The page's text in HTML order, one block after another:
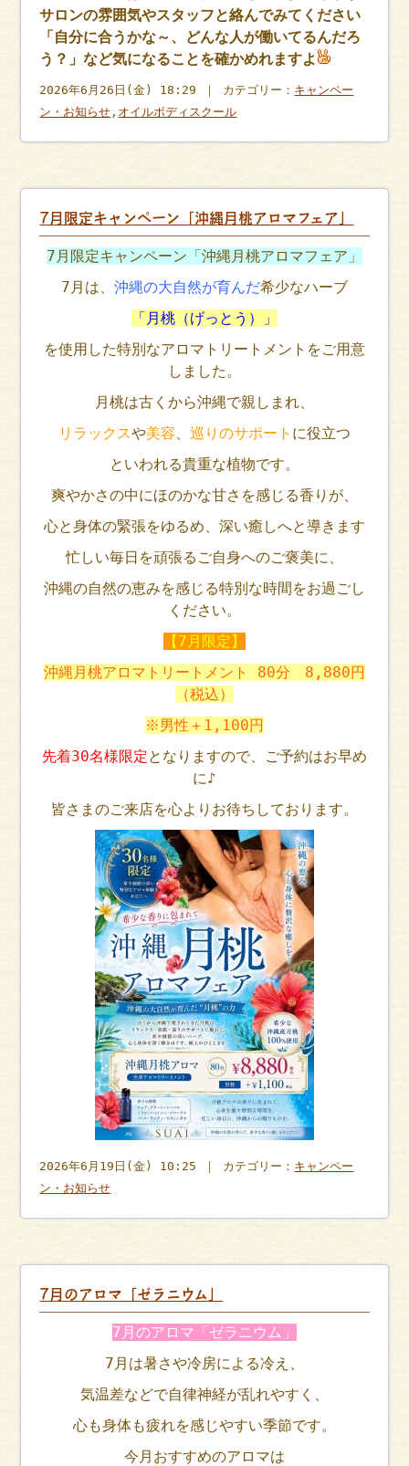
サロンの雰囲気やスタッフと絡んでみてください
「自分に合うかな～、どんな人が働いてるんだろ
う？」など気になることを確かめれますよ
2026年6月26日(金) 18:29 ｜ カテゴリー： キャンペー
ン・お知らせ , オイルボディスクール
7月限定キャンペーン「沖縄月桃アロマフェア」
7月限定キャンペーン「沖縄月桃アロマフェア」
7月は、 沖縄の大自然が育んだ希少なハーブ
「月桃（げっとう）」
を使用した特別なアロマトリートメントをご用意
しました。
月桃は古くから沖縄で親しまれ、
リラックスや美容、 巡りのサポート に役立つ
といわれる貴重な植物です。
爽やかさの中にほのかな甘さを感じる香りが、
心と身体の緊張をゆるめ、深い癒しへと導きます
忙しい毎日を頑張るご自身へのご褒美に、
沖縄の自然の恵みを感じる特別な時間をお過ごし
ください。
【7月限定】
沖縄月桃アロマトリートメント 80分 8,880円
（税込）
※男性＋1,100円
先着30名様限定となりますので、ご予約はお早め
に♪
皆さまのご来店を心よりお待ちしております。
2026年6月19日(金) 10:25 ｜ カテゴリー： キャンペー
ン・お知らせ
7月のアロマ「ゼラニウム」
7月のアロマ「ゼラニウム」
7月は暑さや冷房による冷え、
気温差などで自律神経が乱れやすく、
心も身体も疲れを感じやすい季節です。
今月おすすめのアロマは